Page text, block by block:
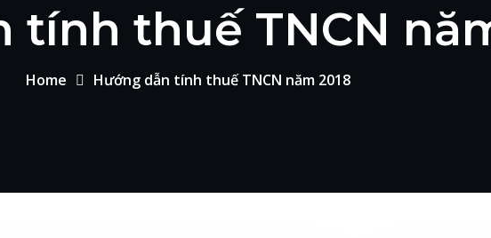
tính thuế TNCN
Home Hướng dẫn tính thuế TNCN năm 2018